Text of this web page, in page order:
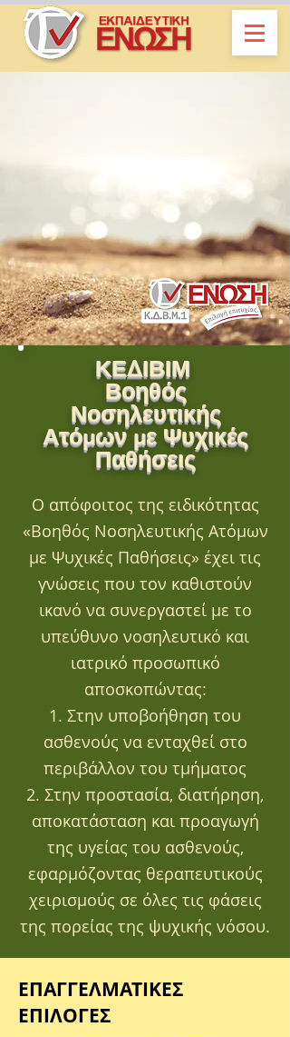
ΚΕΔΙΒΙΜ
Βοηθός
Νοσηλευτικής
Ατόμων με Ψυχικές
Παθήσεις
Ο απόφοιτος της ειδικότητας
«Βοηθός Νοσηλευτικής Ατόμων
με Ψυχικές Παθήσεις» έχει τις
γνώσεις που τον καθιστούν
ικανό να συνεργαστεί με το
υπεύθυνο νοσηλευτικό και
ιατρικό προσωπικό
αποσκοπώντας:
1. Στην υποβοήθηση του
ασθενούς να ενταχθεί στο
περιβάλλον του τμήματος
2. Στην προστασία, διατήρηση,
αποκατάσταση και προαγωγή
της υγείας του ασθενούς,
εφαρμόζοντας θεραπευτικούς
χειρισμούς σε όλες τις φάσεις
της πορείας της ψυχικής νόσου.
ΕΠΑΓΓΕΛΜΑΤΙΚΕΣ
ΕΠΙΛΟΓΕΣ